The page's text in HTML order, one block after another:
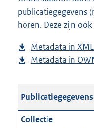
d
p
b
l
c
t
s
g
o
o
t
:
a
d
u
b
i
a
d
s
r
o
t
e
o
a
p
u
l
c
n
d
g
r
o
t
publicatiegegevens
horen. Deze zijn
Metadata in
Metadata in
Publicatiegegevens
Collectie